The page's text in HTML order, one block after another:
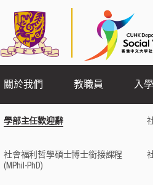
關於我們 教職員 入學
學部主任歡迎辭
社會福利哲學碩士博士銜接課程
(MPhil-PhD)